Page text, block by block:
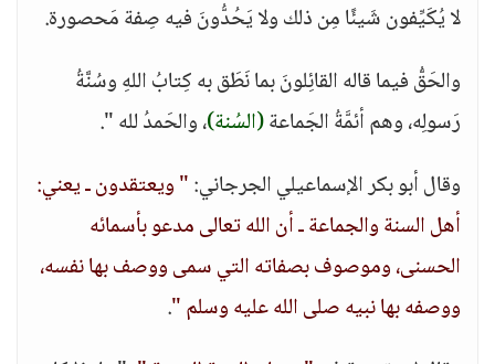
لا يُكَيِّفون شَيئًا مِن ذلك ولا يَحُدُّونَ فيه صِفة مَحصورة.
والحَقُّ فيما قاله القائِلونَ بما نَطَق به كِتابُ اللهِ وسُنَّةُ
رَسولِه، وهم أئمَّةُ الجَماعة(السُنة)، والحَمدُ لله ".
وقال أبو بكر الإسماعيلي الجرجاني:" ويعتقدون ـ يعني:
أهل السنة والجماعة ـ أن الله تعالى مدعو بأسمائه
الحسنى، وموصوف بصفاته التي سمى ووصف بها نفسه،
ووصفه بها نبيه صلى الله عليه وسلم ".